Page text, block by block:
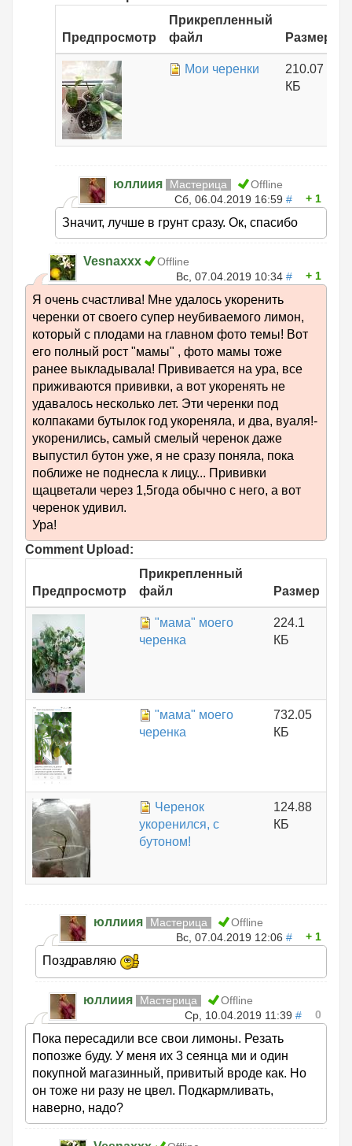
Предпросмотр
Прикрепленный
файл
Размер
Мои черенки
210.07
КБ
юллиия Мастерица
Offline
Сб, 06.04.2019 16:59 # 1
Значит, лучше в грунт сразу. Ок, спасибо
Vesnaxxx
Offline
Вс, 07.04.2019 10:34 # 1
Я очень счастлива! Мне удалось укоренить
черенки от своего супер неубиваемого лимон,
который с плодами на главном фото темы! Вот
его полный рост "мамы" , фото мамы тоже
ранее выкладывала! Прививается на ура, все
приживаются прививки, а вот укоренять не
удавалось несколько лет. Эти черенки под
колпаками бутылок год укореняла, и два, вуаля!-
укоренились, самый смелый черенок даже
выпустил бутон уже, я не сразу поняла, пока
поближе не поднесла к лицу... Прививки
щацветали через 1,5года обычно с него, а вот
черенок удивил.
Ура!
Comment Upload:
Предпросмотр
Прикрепленный
файл
Размер
"мама" моего
черенка
224.1
КБ
"мама" моего
черенка
732.05
КБ
Черенок
укоренился, с
бутоном!
124.88
КБ
юллиия Мастерица
Offline
Вс, 07.04.2019 12:06 # 1
Поздравляю
юллиия Мастерица
Offline
Ср, 10.04.2019 11:39 # 0
Пока пересадили все свои лимоны. Резать
попозже буду. У меня их 3 сеянца ми и один
покупной магазинный, привитый вроде как. Но
он тоже ни разу не цвел. Подкармливать,
наверно, надо?